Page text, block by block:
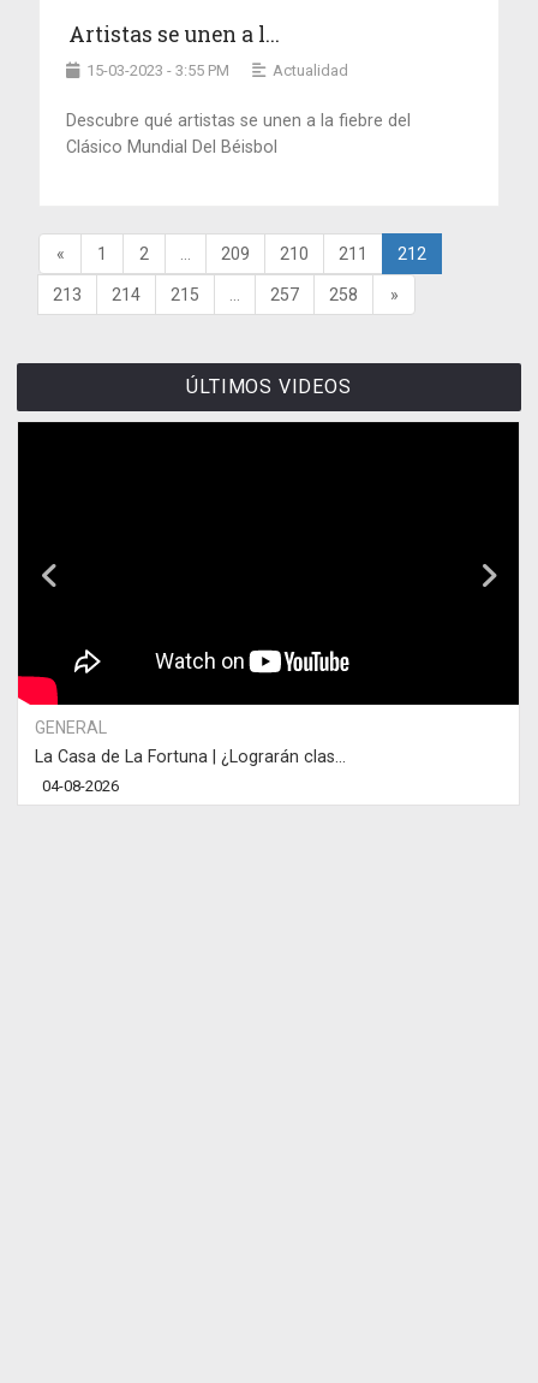
Artistas se unen a l...
15-03-2023 - 3:55 PM Actualidad
Descubre qué artistas se unen a la fiebre del
Clásico Mundial Del Béisbol
« 1 2 209 210 211 212
213 214 215 257 258 »
ÚLTIMOS VIDEOS
GENERAL
La Casa de La Fortuna | ¿Lograrán clas...
04-08-2026